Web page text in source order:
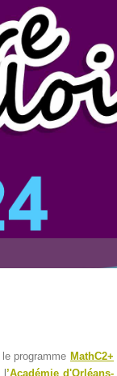
le programme MathC2+
’Académie d'Orléans-